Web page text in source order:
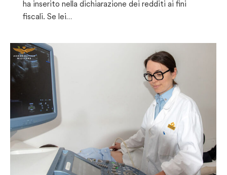
ha inserito nella dichiarazione dei redditi ai fini
fiscali. Se lei…